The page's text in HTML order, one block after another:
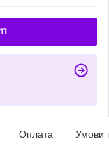
Оплата Умови